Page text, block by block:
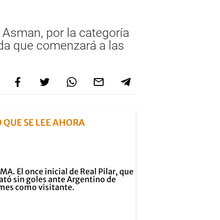
por la categoría
que comenzará a las
QUE SE LEE AHORA